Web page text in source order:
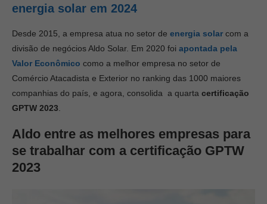
energia solar em 2024
Desde 2015, a empresa atua no setor de energia solar com a
divisão de negócios Aldo Solar. Em 2020 foi apontada pela
Valor Econômico como a melhor empresa no setor de
Comércio Atacadista e Exterior no ranking das 1000 maiores
companhias do país, e agora, consolida a quarta certificação
GPTW 2023
Aldo entre as melhores empresas para
se trabalhar com a certificação GPTW
2023